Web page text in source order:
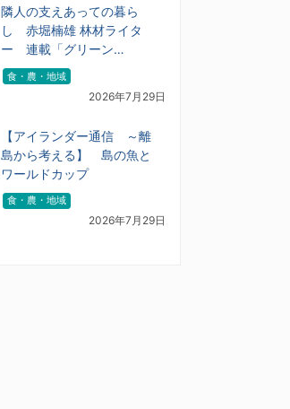
隣人の支えあっての暮ら
し 赤堀楠雄 林材ライタ
ー 連載「グリーン…
食・農・地域
2026年7月29日
【アイランダー通信 ～離
島から考える】 島の魚と
ワールドカップ
食・農・地域
2026年7月29日